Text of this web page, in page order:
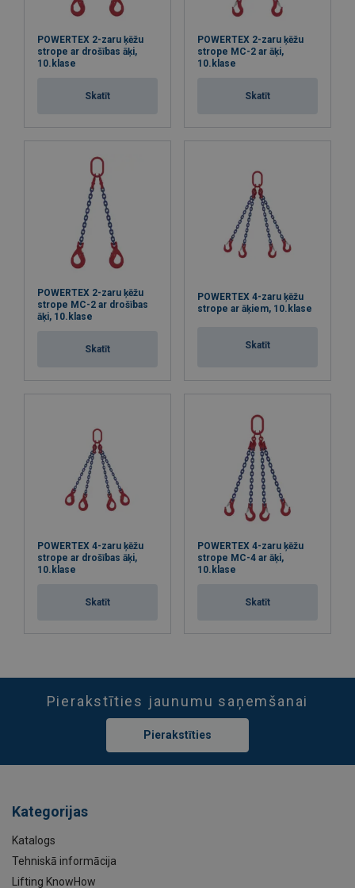
POWERTEX 2-zaru ķēžu
strope ar drošības āķi,
10.klase
Skatīt
POWERTEX 2-zaru ķēžu
strope MC-2 ar āķi,
10.klase
Skatīt
POWERTEX 2-zaru ķēžu
strope MC-2 ar drošības
āķi, 10.klase
Skatīt
POWERTEX 4-zaru ķēžu
strope ar āķiem, 10.klase
Skatīt
POWERTEX 4-zaru ķēžu
strope ar drošības āķi,
10.klase
Skatīt
POWERTEX 4-zaru ķēžu
strope MC-4 ar āķi,
10.klase
Skatīt
Pierakstīties jaunumu saņemšanai
Pierakstīties
Kategorijas
Katalogs
Tehniskā informācija
Lifting KnowHow